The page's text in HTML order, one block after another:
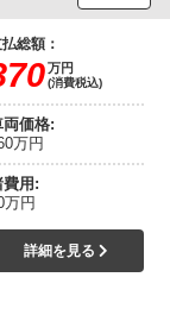
総額：
万円
(消費税込)
両価格:
万円
費用:
万円
詳細を見る